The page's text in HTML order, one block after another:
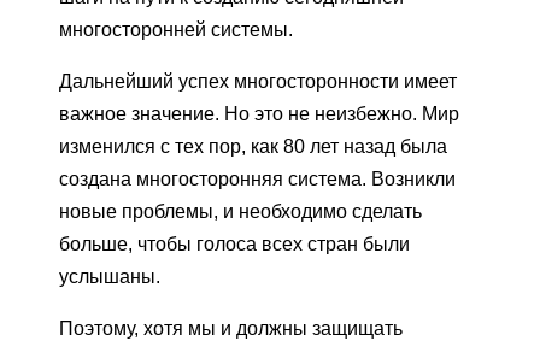
многосторонней системы.
Дальнейший успех многосторонности имеет
важное значение. Но это не неизбежно. Мир
изменился с тех пор, как 80 лет назад была
создана многосторонняя система. Возникли
новые проблемы, и необходимо сделать
больше, чтобы голоса всех стран были
услышаны.
Поэтому, хотя мы и должны защищать